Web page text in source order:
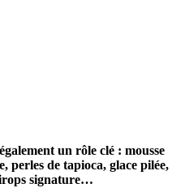
un rôle clé : mousse
perles de tapioca, glace pilée,
signature…